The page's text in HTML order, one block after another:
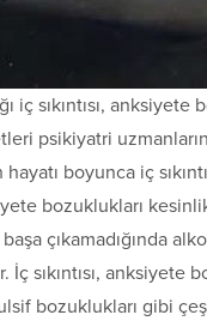
iç sıkıntısı,
psikiyatri
boyunca iç
bozuklukları
çıkamadığında
İç sıkıntısı, anksiyete
bozuklukları gibi